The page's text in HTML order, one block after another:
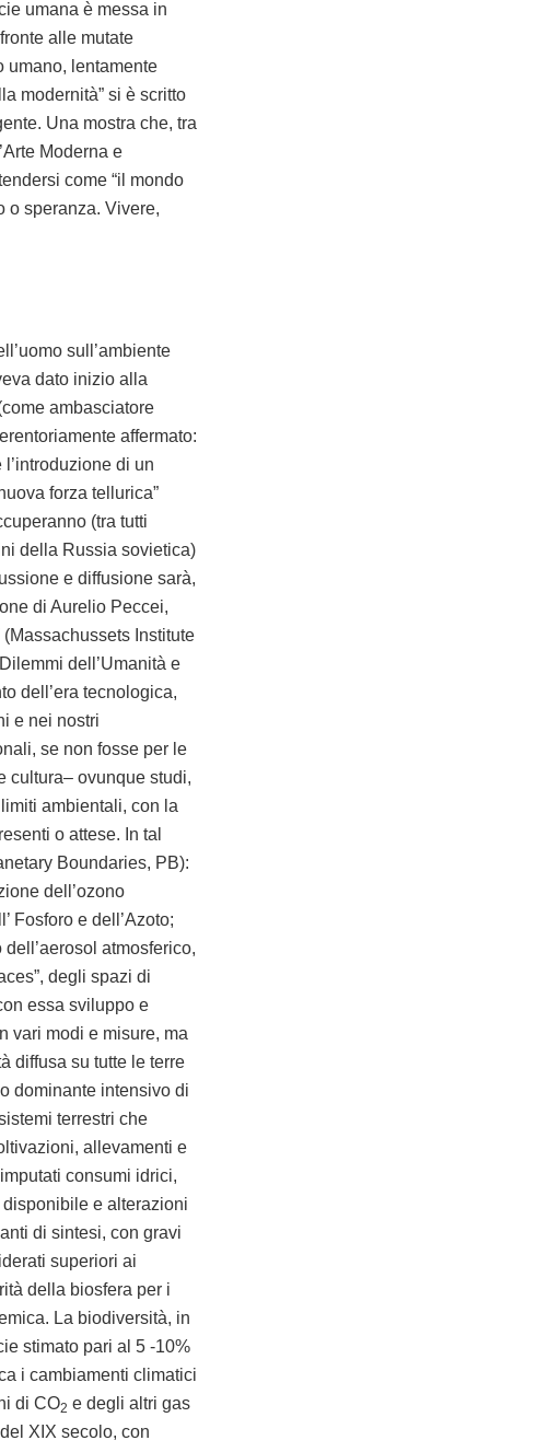
umana è messa in
alle mutate
umano, lentamente
modernità” si è scritto
Una mostra che, tra
Moderna e
come “il mondo
o speranza. Vivere,
sull’ambiente
dato inizio alla
ambasciatore
affermato:
di un
forza tellurica”
(tra tutti
della Russia sovietica)
e diffusione sarà,
di Aurelio Peccei,
Institute
dell’Umanità e
dell’era tecnologica,
e nei nostri
se non fosse per le
cultura– ovunque studi,
ambientali, con la
o attese. In tal
Boundaries, PB):
dell’ozono
Fosforo e dell’Azoto;
atmosferico,
degli spazi di
essa sviluppo e
vari modi e misure, ma
diffusa su tutte le terre
dominante intensivo di
terrestri che
allevamenti e
consumi idrici,
disponibile e alterazioni
di sintesi, con gravi
superiori ai
della biosfera per i
La biodiversità, in
stimato pari al 5 -10%
i cambiamenti climatici
di CO2 e degli altri gas
XIX secolo, con